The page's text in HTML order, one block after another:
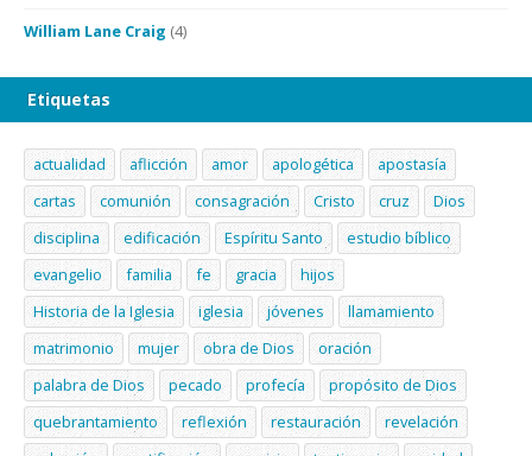
William Lane Craig (4)
Etiquetas
actualidad aflicción amor apologética
apostasía
cartas
comunión consagración Cristo cruz
Dios
disciplina
edificación Espíritu Santo
estudio bíblico
evangelio
familia fe gracia
hijos
Historia de la Iglesia
iglesia jóvenes
llamamiento
matrimonio
mujer obra de Dios
oración
palabra de Dios
pecado profecía
propósito de Dios
quebrantamiento
reflexión restauración
revelación